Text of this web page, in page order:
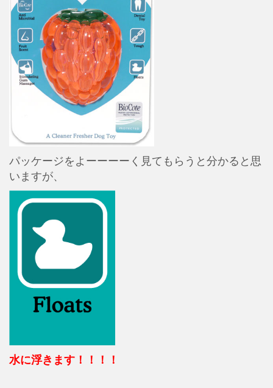
パッケージをよーーーーく見てもらうと分かると思
いますが、
水に浮きます！！！！